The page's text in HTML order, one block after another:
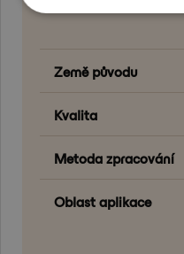
Země původu
Kvalita
Metoda zpracování
Oblast aplikace